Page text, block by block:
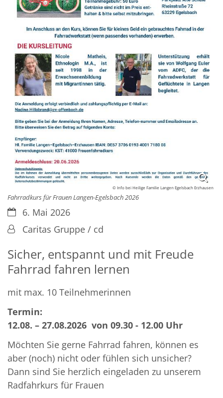
© Info bei Heilige Familie Langen Egelsbach Erzhausen
Fahrradkurs für Frauen Langen-Egelsbach 2026
Datum:6. Mai 2026
Von:Caritas Gruppe / cd
Sicher, entspannt und mit Freude
Fahrrad fahren lernen
mit max. 10 Teilnehmerinnen
Termin:
12.08. – 27.08.2026 von 09.30 - 12.00 Uhr
Möchten Sie gerne Fahrrad fahren, können es
aber (noch) nicht oder fühlen sich unsicher?
Dann sind Sie herzlich eingeladen zu unserem
Radfahrkurs für Frauen